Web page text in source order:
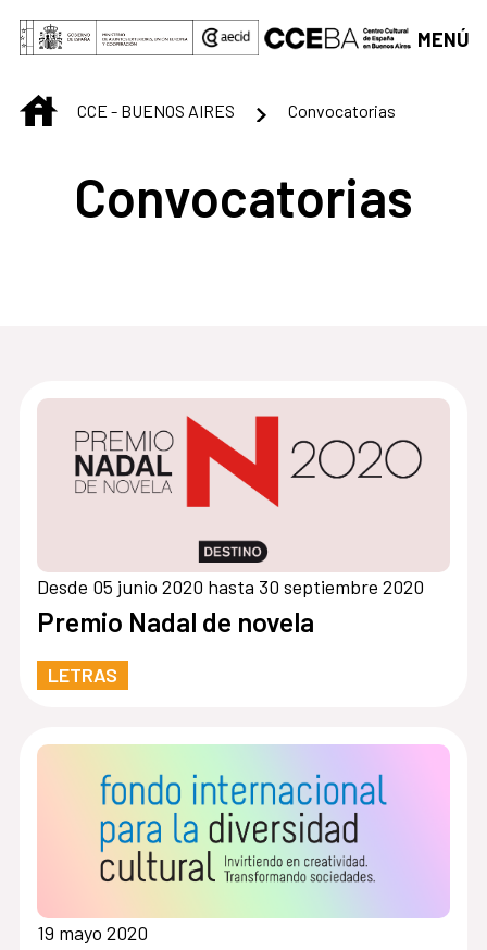
Saltar al contenido principal
MENÚ
INICIOCCE - BUENOS AIRES Convocatorias
Convocatorias
Desde 05 junio 2020 hasta 30 septiembre 2020
Premio Nadal de novela
LETRAS
19 mayo 2020